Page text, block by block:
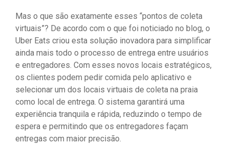
Mas o que são exatamente esses “pontos de coleta
virtuais”? De acordo com o que foi noticiado no blog, o
Uber Eats criou esta solução inovadora para simplificar
ainda mais todo o processo de entrega entre usuários
e entregadores. Com esses novos locais estratégicos,
os clientes podem pedir comida pelo aplicativo e
selecionar um dos locais virtuais de coleta na praia
como local de entrega. O sistema garantirá uma
experiência tranquila e rápida, reduzindo o tempo de
espera e permitindo que os entregadores façam
entregas com maior precisão.